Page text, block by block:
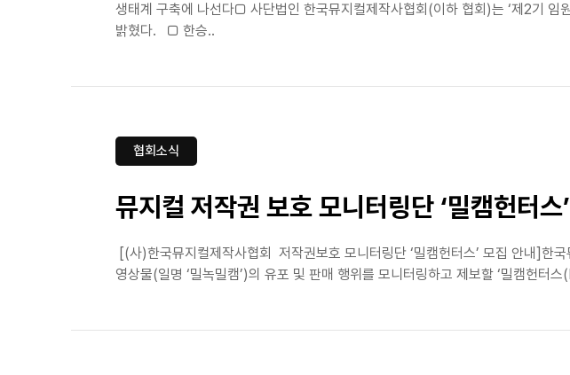
생태계 구축에 나선다□ 사단법인 한국뮤지컬제작사협회(이하 협회)는 ‘제2기
밝혔다. □ 한승..
협회소식
뮤지컬 저작권 보호 모니터링단 ‘밀캠헌터스
[(사)한국뮤지컬제작사협회 저작권보호 모니터링단 ‘밀캠헌터스’ 모집 안내]한
영상물(일명 ‘밀녹밀캠’)의 유포 및 판매 행위를 모니터링하고 제보할 ‘밀캠헌